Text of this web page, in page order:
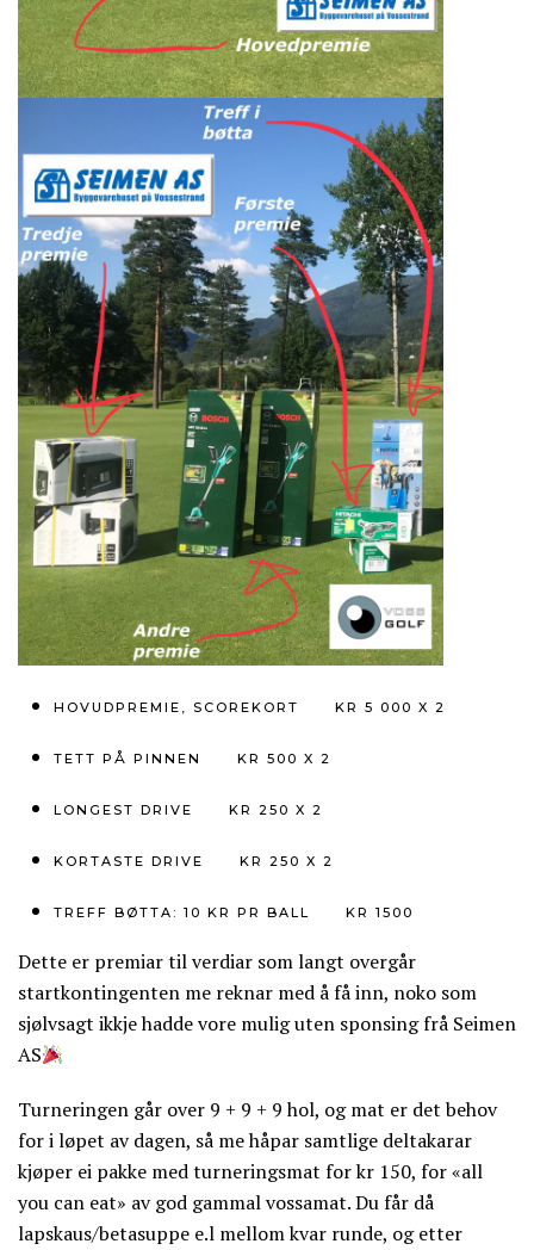
HOVUDPREMIE, SCOREKORT KR 5 000 X 2
TETT PÅ PINNEN KR 500 X 2
LONGEST DRIVE KR 250 X 2
KORTASTE DRIVE KR 250 X 2
TREFF BØTTA: 10 KR PR BALL KR 1500
Dette er premiar til verdiar som langt overgår
startkontingenten me reknar med å få inn, noko som
sjølvsagt ikkje hadde vore mulig uten sponsing frå Seimen
AS
Turneringen går over 9 + 9 + 9 hol, og mat er det behov
for i løpet av dagen, så me håpar samtlige deltakarar
kjøper ei pakke med turneringsmat for kr 150, for «all
you can eat» av god gammal vossamat. Du får då
lapskaus/betasuppe e.l mellom kvar runde, og etter